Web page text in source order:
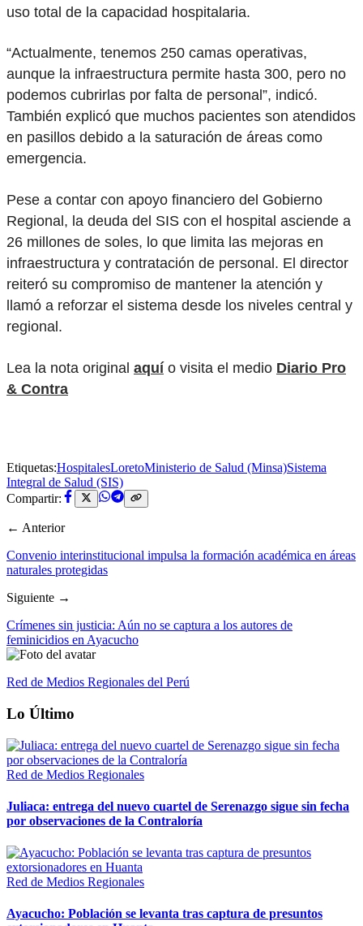
uso total de la capacidad hospitalaria.
“Actualmente, tenemos 250 camas operativas,
aunque la infraestructura permite hasta 300, pero no
podemos cubrirlas por falta de personal”, indicó.
También explicó que muchos pacientes son atendidos
en pasillos debido a la saturación de áreas como
emergencia.
Pese a contar con apoyo financiero del Gobierno
Regional, la deuda del SIS con el hospital asciende a
26 millones de soles, lo que limita las mejoras en
infraestructura y contratación de personal. El director
reiteró su compromiso de mantener la atención y
llamó a reforzar el sistema desde los niveles central y
regional.
Lea la nota original aquío visita el medio Diario Pro
& Contra
Etiquetas:HospitalesLoretoMinisterio de Salud (Minsa)Sistema
Integral de Salud (SIS)
Compartir:
← Anterior
Convenio interinstitucional impulsa la formación académica en áreas
naturales protegidas
Siguiente →
Crímenes sin justicia: Aún no se captura a los autores de
feminicidios en Ayacucho
Red de Medios Regionales del Perú
Lo Último
Red de Medios Regionales
Juliaca: entrega del nuevo cuartel de Serenazgo sigue sin fecha
por observaciones de la Contraloría
Red de Medios Regionales
Ayacucho: Población se levanta tras captura de presuntos